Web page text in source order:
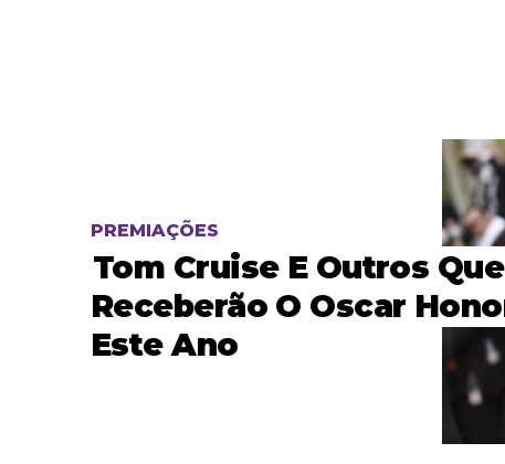
PREMIAÇÕES
Tom Cruise E Outros Que
Receberão O Oscar
Este Ano